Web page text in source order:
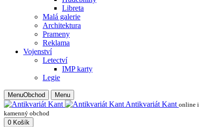
Libreta
Malá galerie
Architektura
Prameny
Reklama
Vojenství
Letectví
IMP karty
Legie
MenuObchod Menu
Antikvariát Kant online i
kamenný obchod
0 Košík